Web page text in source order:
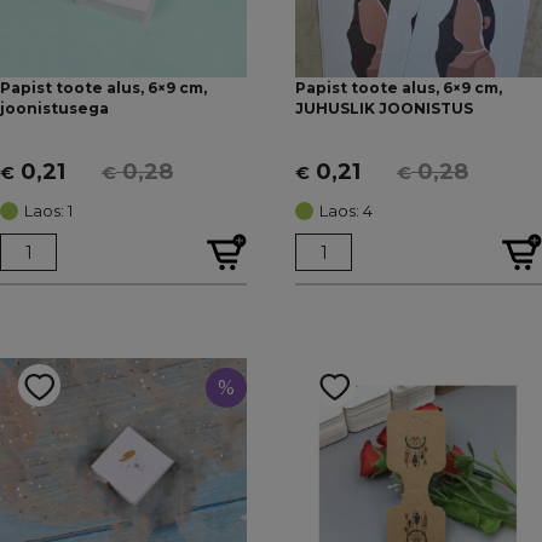
Papist toote alus, 6×9 cm,
joonistusega
€0,28
Algne
hind
oli:
€ 0,28.
€ 0,21
Current
price
is:
€ 0,21.
Laos: 1
Papist toote alus, 6×9 cm,
JUHUSLIK JOONISTUS
€0,28
Algne
hind
oli:
€ 0,28.
€ 0,21
Current
price
is:
€ 0,21.
Laos: 4
%